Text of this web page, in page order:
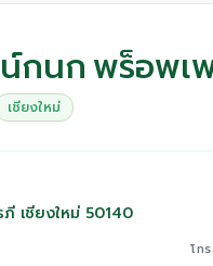
กนก พร็อพเ
เชียงใหม่
เชียงใหม่ 50140
โท